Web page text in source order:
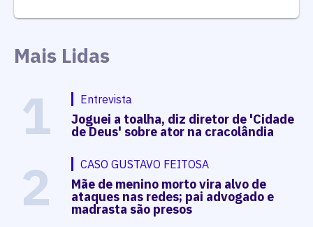
Mais Lidas
1 Entrevista
Joguei a toalha, diz diretor de 'Cidade
de Deus' sobre ator na cracolândia
2 CASO GUSTAVO FEITOSA
Mãe de menino morto vira alvo de
ataques nas redes; pai advogado e
madrasta são presos